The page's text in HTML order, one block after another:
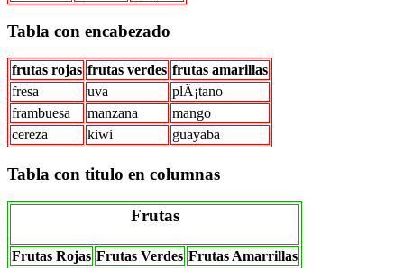
Tabla con encabezado
frutas rojas frutas verdes frutas amarillas
fresa
uva
plÃ¡tano
frambuesa
manzana
mango
cereza
kiwi guayaba
Tabla con titulo en columnas
Frutas
Frutas Rojas Frutas Verdes Frutas Amarrillas